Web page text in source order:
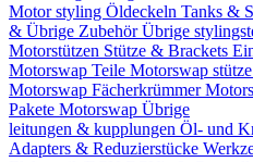
Motor styling Öldeckeln Tanks &
& Übrige ZubehörÜbrige
Motorstützen Stütze & Brackets
Motorswap Teile Motorswap stütze
Motorswap Fächerkrümmer
Pakete Motorswap Übrige
leitungen & kupplungen Öl- und
Adapters & Reduzierstücke